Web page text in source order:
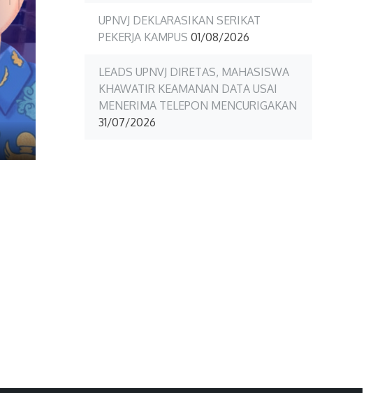
UPNVJ DEKLARASIKAN SERIKAT
PEKERJA KAMPUS 01/08/2026
LEADS UPNVJ DIRETAS, MAHASISWA
KHAWATIR KEAMANAN DATA USAI
MENERIMA TELEPON MENCURIGAKAN
31/07/2026